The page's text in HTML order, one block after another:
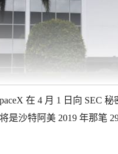
在 4 月 1 日向 SEC
是沙特阿美 2019 年那笔